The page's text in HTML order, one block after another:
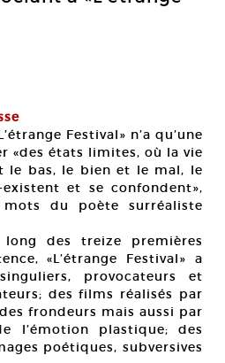
Festival» n’a qu’une
«des états limites, où la vie
le bas, le bien et le mal, le
et se confondent»,
du poète surréaliste
des treize premières
«L’étrange Festival» a
provocateurs et
des films réalisés par
frondeurs mais aussi par
l’émotion plastique; des
poétiques, subversives